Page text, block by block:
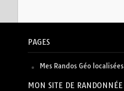
PAGES
Mes Randos Géo localisées
MON SITE DE RANDONNÉE